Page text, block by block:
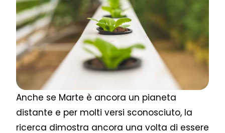
Anche se Marte è ancora un pianeta
distante e per molti versi sconosciuto, la
ricerca dimostra ancora una volta di essere